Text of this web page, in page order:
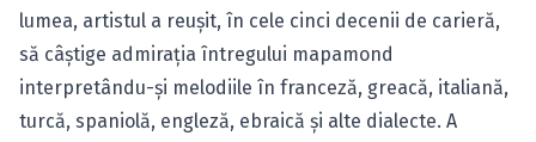
lumea, artistul a reuşit, în cele cinci decenii de carieră,
să câştige admiraţia întregului mapamond
interpretându-şi melodiile în franceză, greacă, italiană,
turcă, spaniolă, engleză, ebraică şi alte dialecte. A